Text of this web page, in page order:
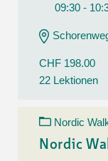
09:30 -
CHF 198.00
22 Lektionen
Nordic
Nordic